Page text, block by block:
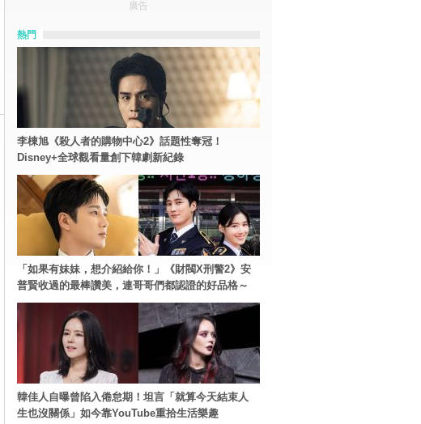
廣告
熱門
李棟旭《殺人者的購物中心2》話題性奪冠！
Disney+全球觀看量創下韓劇新紀錄
「如果有妹妹，想介紹給你！」《財閥X刑警2》安
普賢收過的最棒讚美，連哥哥們都認證的好品格～
韓佳人自曝曾陷入倦怠期！坦言「就算今天結束人
生也沒關係」如今靠YouTube重拾生活樂趣